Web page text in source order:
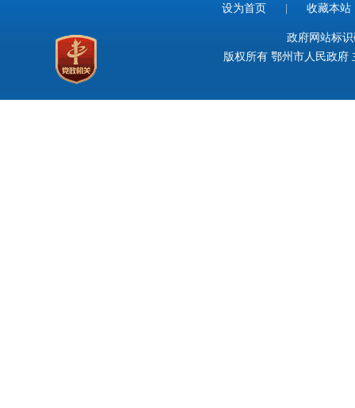
设为首页 收藏本站
政府网站标
版权所有 鄂州市人民政府